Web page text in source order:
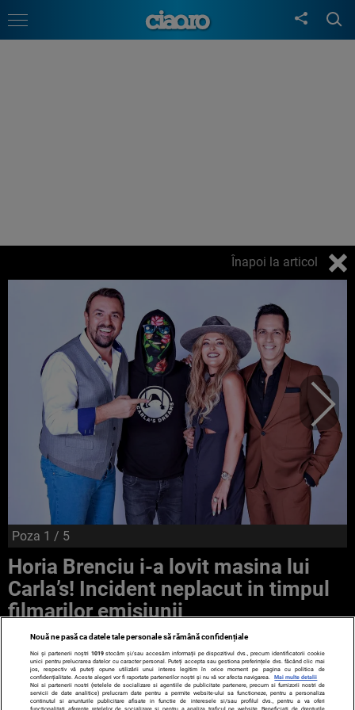
Înapoi la articol
Poza 1 / 5
Horia Brenciu i-a lovit masina lui
Carla’s! Incident neplacut in timpul
filmarilor emisiunii
Nouă ne pasă ca datele tale personale să rămână confidențiale
Noi și partenerii noștri 1019stocăm și/sau accesăm informații pe dispozitivul dvs., precum identificatorii cookie
unici pentru prelucrarea datelor cu caracter personal. Puteți accepta sau gestiona preferințele dvs. făcând clic mai
jos, respectiv vă puteți opune utilizării unui interes legitim în orice moment pe pagina cu politica de
confidențialitate. Aceste alegeri vor fi raportate partenerilor noștri și nu vă vor afecta navigarea.
Mai multe detalii
Noi si partenerii nostri (retelele de socializare si agentiile de publicitate partenere, precum si furnizorii nostri de
servicii de date analitice) prelucram date pentru a permite website-ului sa functioneze, pentru a personaliza
continutul si anunturile publicitare afisate in functie de interesele si/sau profilul dvs., pentru a va oferi
functionalitati aferente retelelor de socializare si pentru a analiza traficul pe website. Beneficiati de drepturile